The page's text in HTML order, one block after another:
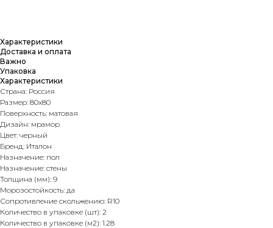
Характеристики
Доставка и оплата
Важно
Упаковка
Характеристики
Страна: Россия
Размер: 80х80
Поверхность: матовая
Дизайн: мрамор
Цвет: черный
Бренд: Италон
Назначение: пол
Назначение: стены
Толщина (мм): 9
Морозостойкость: да
Сопротивление скольжению: R10
Количество в упаковке (шт): 2
Количество в упаковке (м2): 1.28